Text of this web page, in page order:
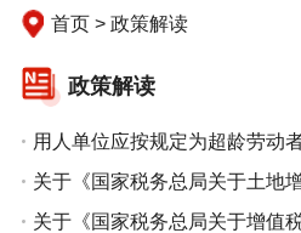
首页 > 政策解读
政策解读